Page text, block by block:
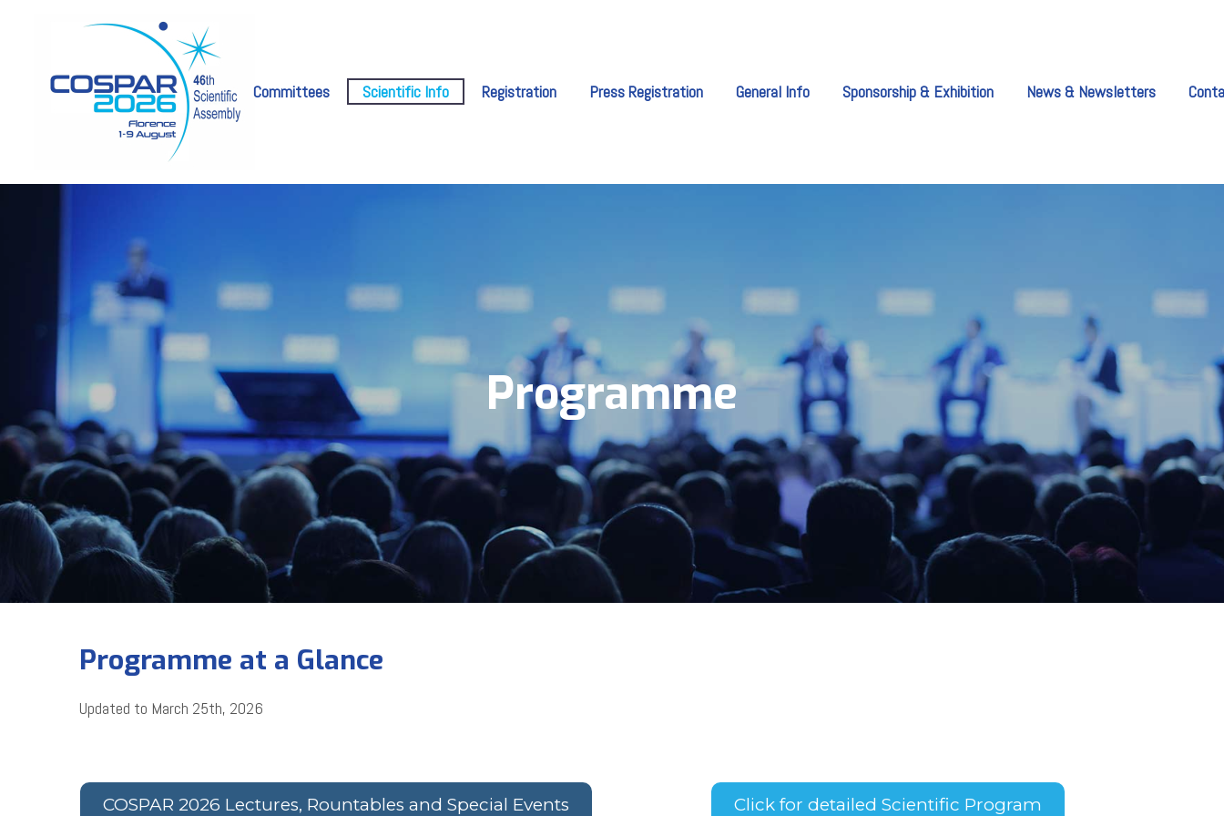
Committees Scientific Info Registration Press Registration General Info Sponsorship & Exhibition News & Newsletters
Programme
Programme at a Glance
Updated to March 25th, 2026
COSPAR 2026 Lectures, Rountables and Special Events Click for detailed Scientific Program